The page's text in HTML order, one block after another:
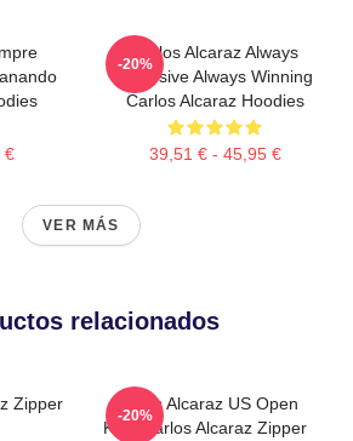
€
Carlos Alcaraz Always
Explosive Always Winning
Carlos Alcaraz Hoodies
39,51 € - 45,95 €
-20%
VER MÁS
relacionados
Zipper
Carlos Alcaraz US Open
King Carlos Alcaraz Zipper
-20%